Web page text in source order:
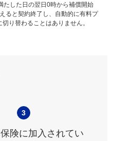
たした日の翌日0時から補償開始
ると契約終了し、自動的に有料プ
切り替わることはありません。
3
険に加入されてい